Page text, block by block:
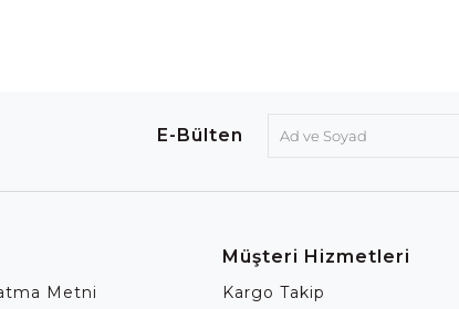
E-Bülten
Metni
Müşteri Hizmetleri
Kargo Takip